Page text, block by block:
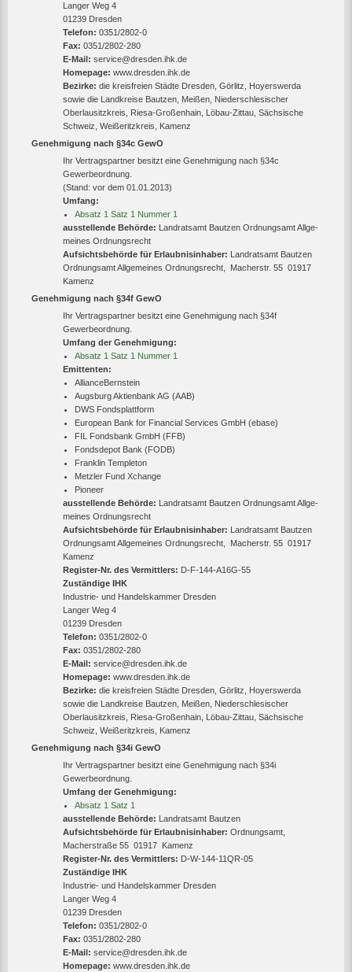
Langer Weg 4
01239 Dresden
Telefon: 0351/2802-0
Fax: 0351/2802-280
E-Mail: service@dresden.ihk.de
Homepage: www.dresden.ihk.de
Bezirke: die kreisfreien Städte Dresden, Görlitz, Hoyerswerda
sowie die Landkreise Bautzen, Meißen, Niederschlesischer
Oberlausitzkreis, Riesa-Großenhain, Löbau-Zittau, Sächsische
Schweiz, Weißeritzkreis, Kamenz
Genehmigung nach §34c GewO
Ihr Vertragspartner besitzt eine Genehmigung nach §34c
Gewerbeordnung.
(Stand: vor dem 01.01.2013)
Umfang:
Absatz 1 Satz 1 Nummer 1
ausstellende Behörde: Land­rats­amt Baut­zen Ord­nungs­amt All­ge­
mei­nes Ord­nungs­recht
Aufsichtsbehörde für Erlaubnisinhaber: Land­rats­amt Baut­zen
Ord­nungs­amt All­ge­mei­nes Ord­nungs­recht, Macherstr. 55 01917
Kamenz
Genehmigung nach §34f GewO
Ihr Vertragspartner besitzt eine Genehmigung nach §34f
Gewerbeordnung.
Umfang der Genehmigung:
Absatz 1 Satz 1 Nummer 1
Emittenten:
AllianceBernstein
Augsburg Aktienbank AG (AAB)
DWS Fondsplattform
European Bank for Financial Services GmbH (ebase)
FIL Fondsbank GmbH (FFB)
Fondsdepot Bank (FODB)
Franklin Templeton
Metzler Fund Xchange
Pioneer
ausstellende Behörde: Land­rats­amt Baut­zen Ord­nungs­amt All­ge­
mei­nes Ord­nungs­recht
Aufsichtsbehörde für Erlaubnisinhaber: Land­rats­amt Baut­zen
Ord­nungs­amt All­ge­mei­nes Ord­nungs­recht, Macherstr. 55 01917
Kamenz
Register-Nr. des Vermittlers: D-F-144-A16G-55
Zuständige IHK
Industrie- und Handelskammer Dresden
Langer Weg 4
01239 Dresden
Telefon: 0351/2802-0
Fax: 0351/2802-280
E-Mail: service@dresden.ihk.de
Homepage: www.dresden.ihk.de
Bezirke: die kreisfreien Städte Dresden, Görlitz, Hoyerswerda
sowie die Landkreise Bautzen, Meißen, Niederschlesischer
Oberlausitzkreis, Riesa-Großenhain, Löbau-Zittau, Sächsische
Schweiz, Weißeritzkreis, Kamenz
Genehmigung nach §34i GewO
Ihr Vertragspartner besitzt eine Genehmigung nach §34i
Gewerbeordnung.
Umfang der Genehmigung:
Absatz 1 Satz 1
ausstellende Behörde: Landratsamt Bautzen
Aufsichtsbehörde für Erlaubnisinhaber: Ordnungsamt,
Macherstraße 55 01917 Kamenz
Register-Nr. des Vermittlers: D-W-144-11QR-05
Zuständige IHK
Industrie- und Handelskammer Dresden
Langer Weg 4
01239 Dresden
Telefon: 0351/2802-0
Fax: 0351/2802-280
E-Mail: service@dresden.ihk.de
Homepage: www.dresden.ihk.de